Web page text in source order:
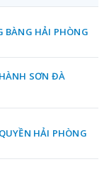
BÀNG HẢI PHÒNG
SƠN ĐÀ
HẢI PHÒNG